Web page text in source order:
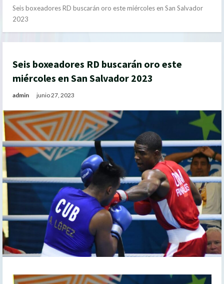
Seis boxeadores RD buscarán oro este miércoles en San Salvador
2023
Seis boxeadores RD buscarán oro este
miércoles en San Salvador 2023
admin junio 27, 2023